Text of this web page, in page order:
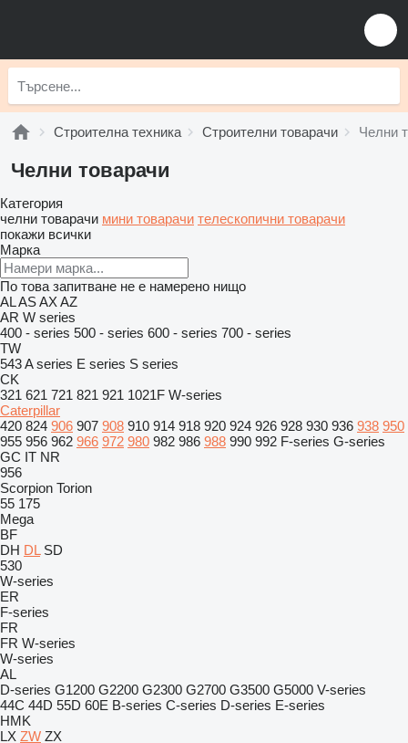
Строителна техника Строителни товарачи Челни
Челни товарачи
Категория
челни товарачи мини товарачи телескопични товарачи
покажи всички
Марка
По това запитване не е намерено нищо
ALASAXAZ
AR W series
400 - series 500 - series 600 - series 700 - series
TW
543A series E series S series
CK
321 621 721 821 921 1021F W-series
Caterpillar
420 824 906 907 908 910 914 918 920 924 926 928 930 936 938 950
955 956 962 966 972 980 982 986 988 990 992 F-series G-series
GC IT NR
956
Scorpion Torion
55 175
Mega
BF
DH DL SD
530
W-series
ER
F-series
FR
FR W-series
W-series
AL
D-series G1200 G2200 G2300 G2700 G3500 G5000 V-series
44C 44D 55D 60E B-series C-series D-series E-series
HMK
LX ZW ZX